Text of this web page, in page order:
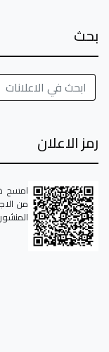
بحث
رمز الاعلان
امسح
من